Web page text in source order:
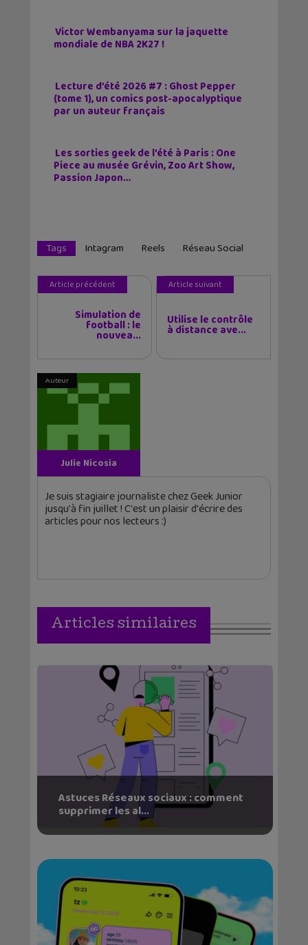
Victor Wembanyama sur la jaquette
mondiale de NBA 2K27 !
Lecture d’été 2026 #7 : Ghost Pepper
(tome 1), un comics post-apocalyptique
par un auteur français
Les sorties geek de l’été à Paris : One
Piece au musée Grévin, Zoo Art Show,
Passion Japon…
Tags Intagram Reels Réseau Social
Article précédent
Simulation de
football : le
nouvea...
Article suivant
Utilise le contrôle
à distance ave...
Auteur
Julie Nicosia
Je suis stagiaire journaliste chez Geek Junior
jusqu'à fin juillet ! C'est un plaisir d'écrire des
articles pour nos lecteurs :)
Articles similaires
Astuces Réseaux sociaux : comment
supprimer les al...